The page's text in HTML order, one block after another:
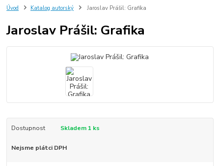
Úvod Katalog autorský Jaroslav Prášil: Grafika
Jaroslav Prášil: Grafika
Dostupnost Skladem 1 ks
Nejsme plátci DPH